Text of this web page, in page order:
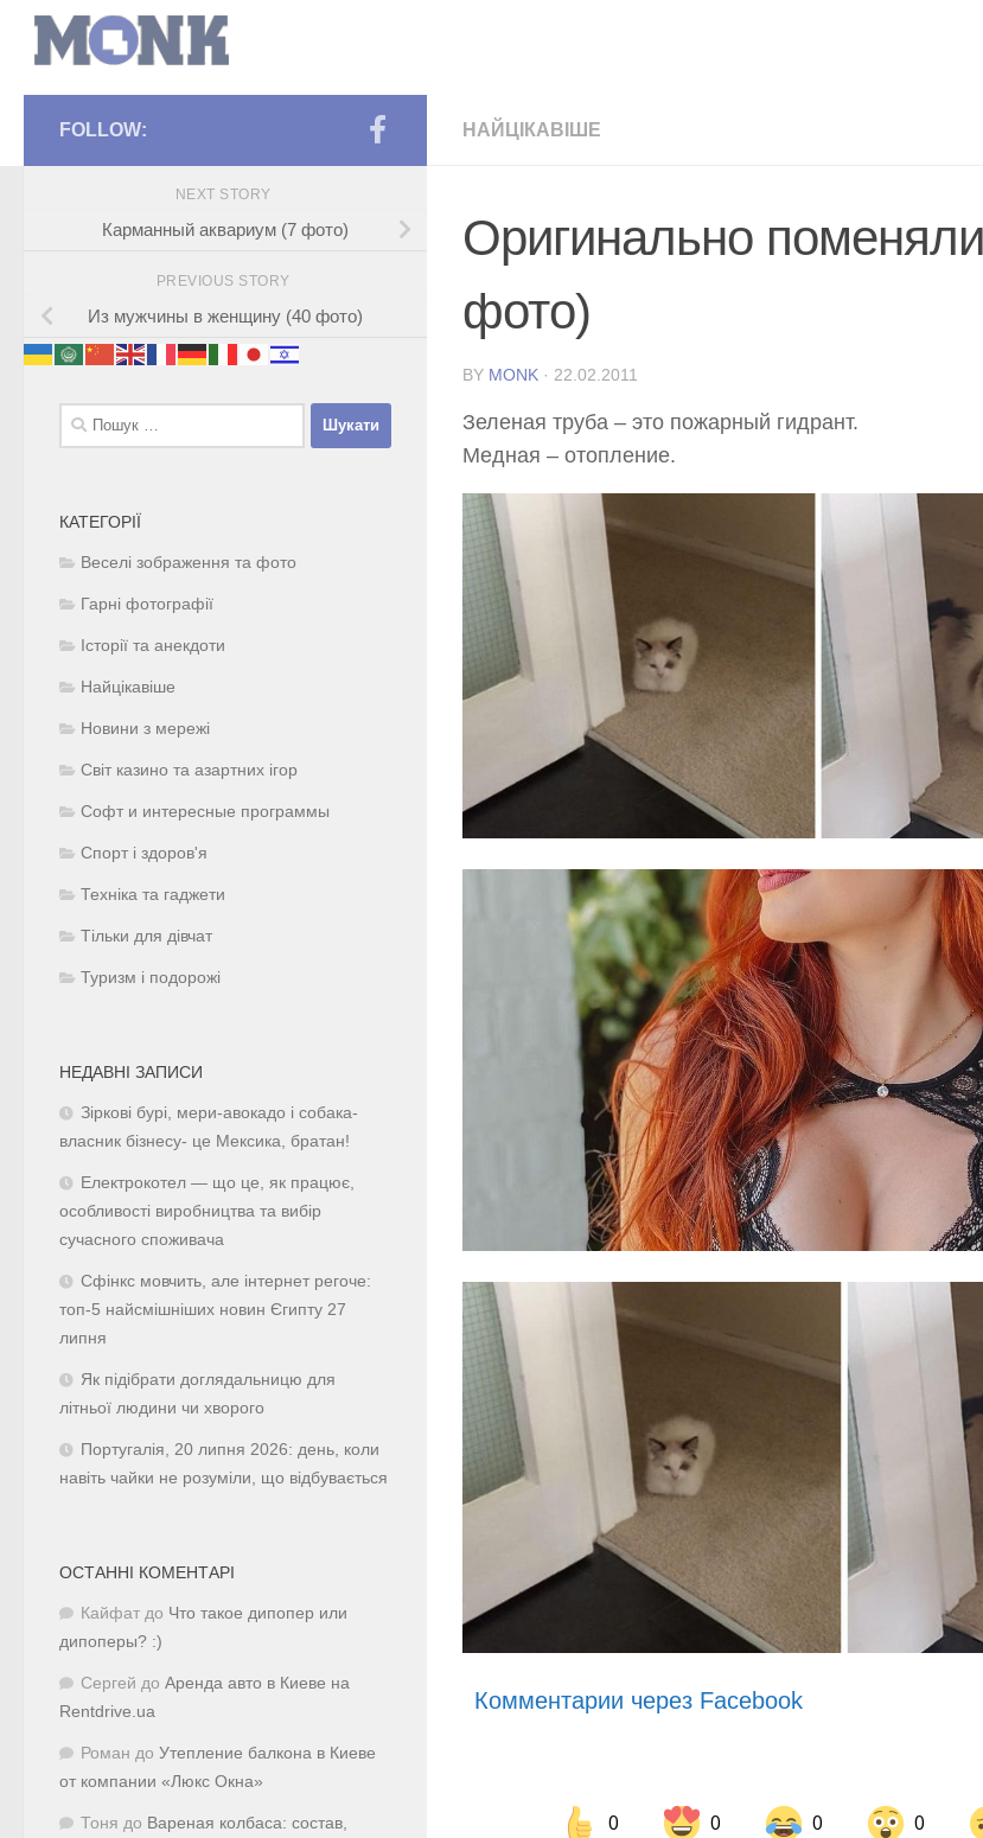
НАЙЦІКАВІШЕ
Оригинально
фото)
BY MONK · 22.02.2011
Зеленая труба – это пожарный гидрант.
Медная – отопление.
Комментарии через Facebook
0 0 0 0
FOLLOW:
NEXT STORY
Карманный аквариум (7 фото)
PREVIOUS STORY
Из мужчины в женщину (40 фото)
Пошук:
КАТЕГОРІЇ
Веселі зображення та фото
Гарні фотографії
Історії та анекдоти
Найцікавіше
Новини з мережі
Світ казино та азартних ігор
Софт и интересные программы
Спорт і здоров'я
Техніка та гаджети
Тільки для дівчат
Туризм і подорожі
НЕДАВНІ ЗАПИСИ
Зіркові бурі, мери-авокадо і собака-
власник бізнесу- це Мексика, братан!
Електрокотел — що це, як працює,
особливості виробництва та вибір
сучасного споживача
Сфінкс мовчить, але інтернет регоче:
топ-5 найсмішніших новин Єгипту 27
липня
Як підібрати доглядальницю для
літньої людини чи хворого
Португалія, 20 липня 2026: день, коли
навіть чайки не розуміли, що відбувається
ОСТАННІ КОМЕНТАРІ
Кайфат до Что такое дипопер или
дипоперы? :)
Сергей до Аренда авто в Киеве на
Rentdrive.ua
Роман до Утепление балкона в Киеве
от компании «Люкс Окна»
Тоня до Вареная колбаса: состав,